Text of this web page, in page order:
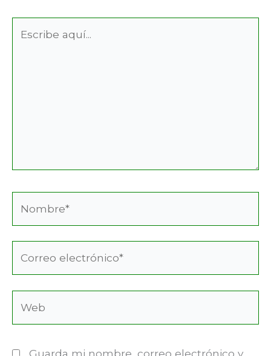
aquí...
electrónico*
Guarda mi nombre, correo electrónico y